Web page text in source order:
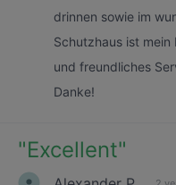
drinnen sowie im
Schutzhaus ist
und freundliches
Danke!
"Excellent"